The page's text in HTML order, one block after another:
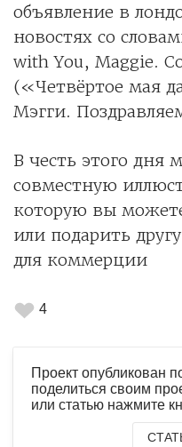
объявление в
новостях со
with You, Maggie.
(«Четвёртое мая
Мэгги.
В честь этого дня
совместную
которую вы
или подарить
для коммерции
4
Проект опубликован
поделиться своим
или статью нажмите